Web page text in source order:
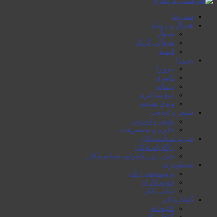
سەرەتا
هەواڵ و ڕوداو
هەواڵ
هەواڵی گرنگ
ڤیدیۆ
بیروڕا
بیروڕا
ئابوری
دیمانە
سۆشیالیزم
وتەی هەفتە
شیعر و ئەدەب
شیعر و ئەدەب
خاترە و بەسەرهات
حیزبە سیاسیەکان
ڕاگەیاندنەکان
حیزب و ریکخراوە سیاسیەکان
جەماوەری
بزوتنەوەی ژنان
خویند‌کاران
یەکی ئایار
گۆڤارەکان
کتێبخانە